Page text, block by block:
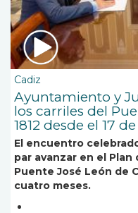
Cadiz
Ayuntamiento y
los carriles del
1812 desde el 17
El encuentro
par avanzar en el
Puente José León de
cuatro meses.